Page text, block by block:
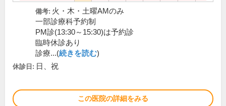
備考: 火・木・土曜AMのみ
一部診療科予約制
PM診(13:30～15:30)は予約診
臨時休診あり
診療...(続きを読む)
休診日: 日、祝
この医院の詳細をみる